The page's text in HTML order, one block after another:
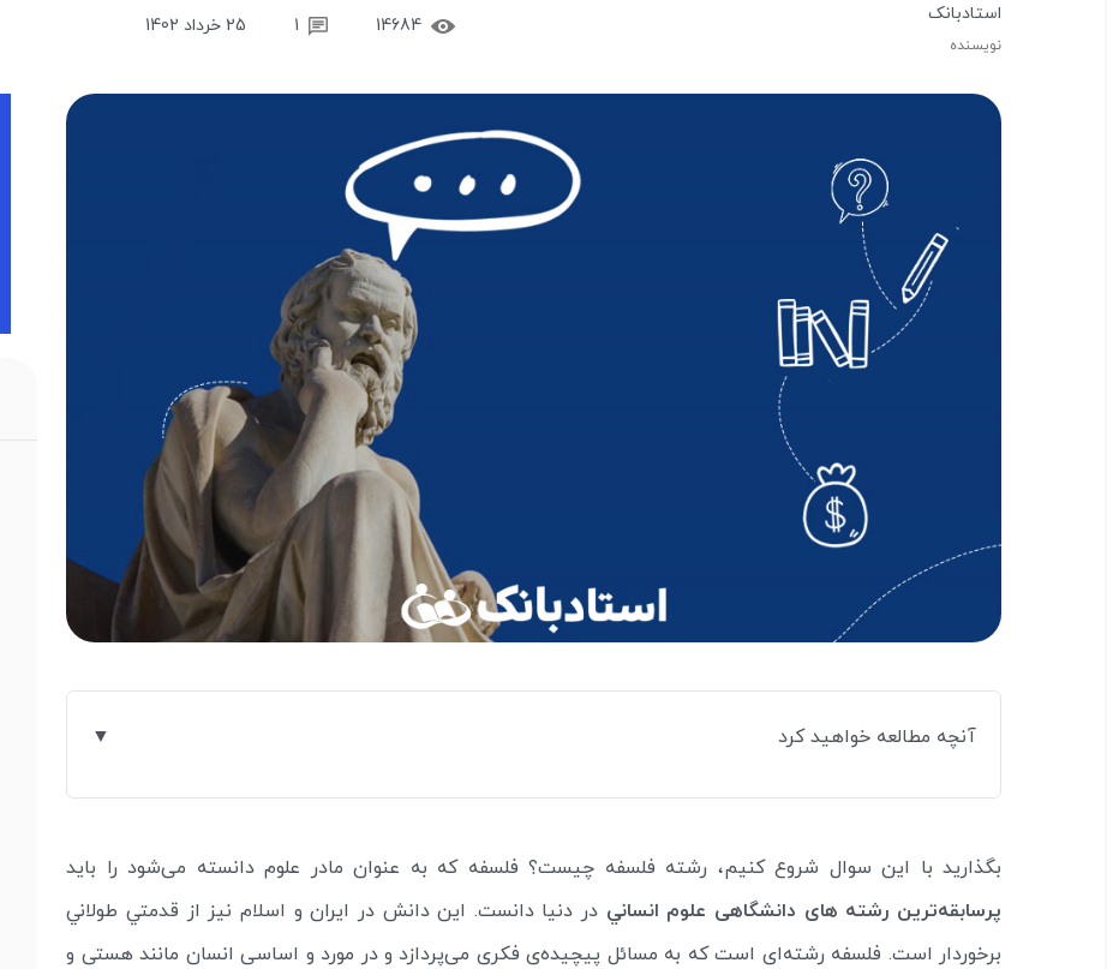
استادبانک
نویسنده
14684
1 25 خرداد 1402
آنچه مطالعه خواهید کرد
بگذارید با این سوال شروع کنیم، رشته فلسفه چیست؟ فلسفه که به عنوان مادر علوم دانسته می‌شود را باید
پرسابقه‌ترين رشته‌ های دانشگاهی علوم انساني در دنيا دانست. این دانش در ايران و اسلام نيز از قدمتي طولاني
برخوردار است. فلسفه رشته‌ای است که به مسائل پیچیده‌ی فکری می‌پردازد و در مورد و اساسی انسان مانند هستی و